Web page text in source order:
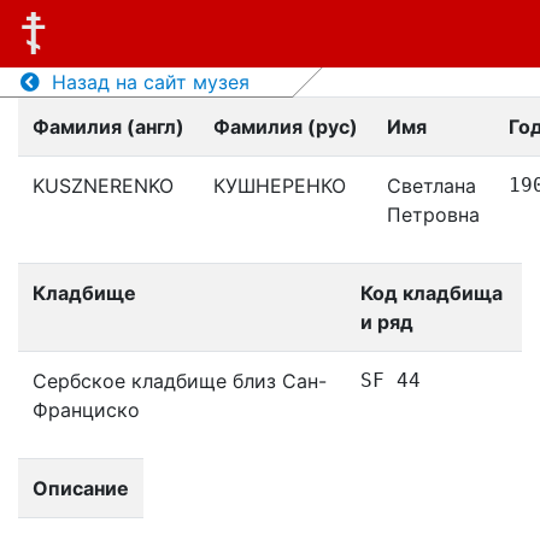
Назад на сайт музея
Фамилия (англ)
Фамилия (рус) Имя
KUSZNERENKO КУШНЕРЕНКО
Светлана
Петровна
Кладбище
Код кладбища
и ряд
Сербское кладбище близ Сан-
Франциско
SF 44
Описание